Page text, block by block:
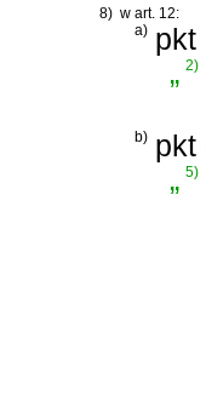
8) w art. 12:
a) pkt
„2)
b) pkt
„5)